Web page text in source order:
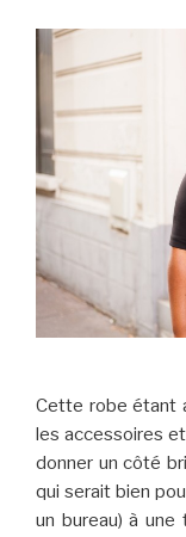
Cette robe étant
les accessoires
donner un côté
qui serait bien
un bureau) à